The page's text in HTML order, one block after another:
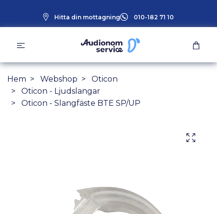
Hitta din mottagning 010-182 71 10
Hem Webshop
Oticon
Oticon - Ljudslangar
Oticon - Slangfäste BTE SP/UP